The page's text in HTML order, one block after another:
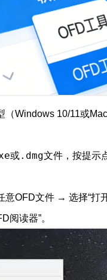
（Windows 10/11或
或.dmg文件，按提示
意OFD文件 → 选择“打
阅读器”。